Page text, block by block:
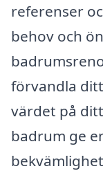
referenser
behov och
förvandla
värdet på
badrum ge